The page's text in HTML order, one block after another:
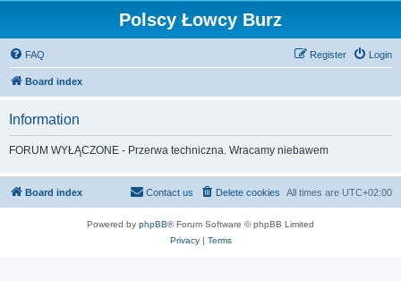
Polscy Łowcy Burz
FAQ Login
Register
Board index
Information
FORUM WYŁĄCZONE - Przerwa techniczna. Wracamy niebawem
Board index All times are UTC+02:00
Delete cookies
Contact us
Powered by phpBB® Forum Software © phpBB Limited
Privacy| Terms